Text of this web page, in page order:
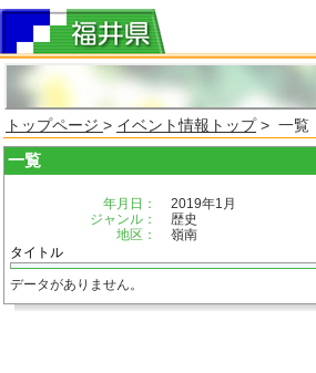
トップページ > イベント情報トップ> 一覧
一覧
年月日：
2019年1月
ジャンル：
歴史
地区：
嶺南
タイトル
データがありません。